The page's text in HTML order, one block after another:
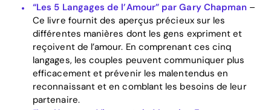
“Les 5 Langages de l’Amour” par Gary Chapman –
Ce livre fournit des aperçus précieux sur les
différentes manières dont les gens expriment et
reçoivent de l’amour. En comprenant ces cinq
langages, les couples peuvent communiquer plus
efficacement et prévenir les malentendus en
reconnaissant et en comblant les besoins de leur
partenaire.